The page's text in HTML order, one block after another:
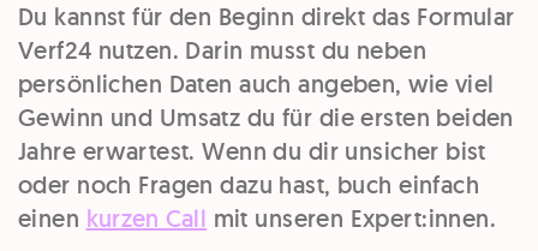
Du kannst für den Beginn direkt das Formular
Verf24 nutzen. Darin musst du neben
persönlichen Daten auch angeben, wie viel
Gewinn und Umsatz du für die ersten beiden
Jahre erwartest. Wenn du dir unsicher bist
oder noch Fragen dazu hast, buch einfach
einen kurzen Call mit unseren Expert:innen.